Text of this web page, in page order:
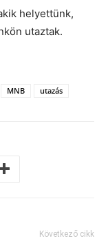
helyettünk,
utaztak.
MNB utazás
Következő cikk